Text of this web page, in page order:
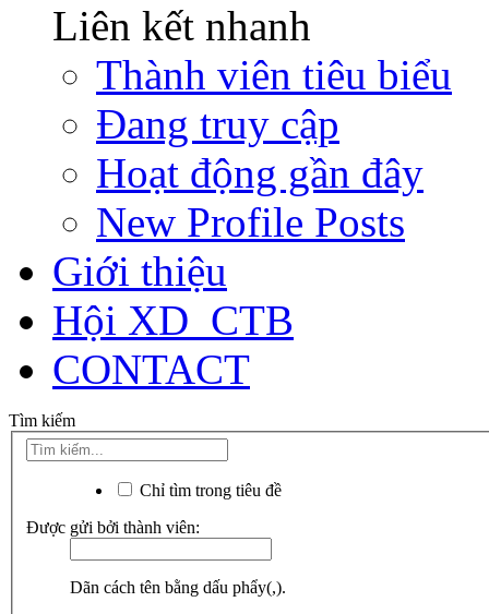
Liên kết nhanh
Thành viên tiêu biểu
Đang truy cập
Hoạt động gần đây
New Profile Posts
Giới thiệu
Hội XD_CTB
CONTACT
Tìm kiếm
Chỉ tìm trong tiêu đề
Được gửi bởi thành viên:
Dãn cách tên bằng dấu phẩy(,).